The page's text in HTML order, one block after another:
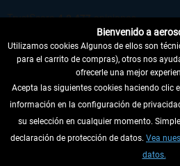
DESISTIR DEL CONTRATO
INFORMACIÓN
Bienvenido a
Utilizamos cookies Algunos de ellos son
para el carrito de compras), otros nos
ofrecerle una mejor
Acepta las siguientes cookies haciendo clic
información en la configuración de
su selección en cualquier momento.
declaración de protección de datos. Vea
datos.